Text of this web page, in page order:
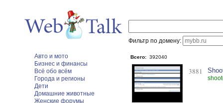
Фильтр по домену:
Авто и мото
Бизнес и финансы
Всё обо всём
Города и регионы
Дети
Домашние животные
Женские форумы
Всего: 392040
3881